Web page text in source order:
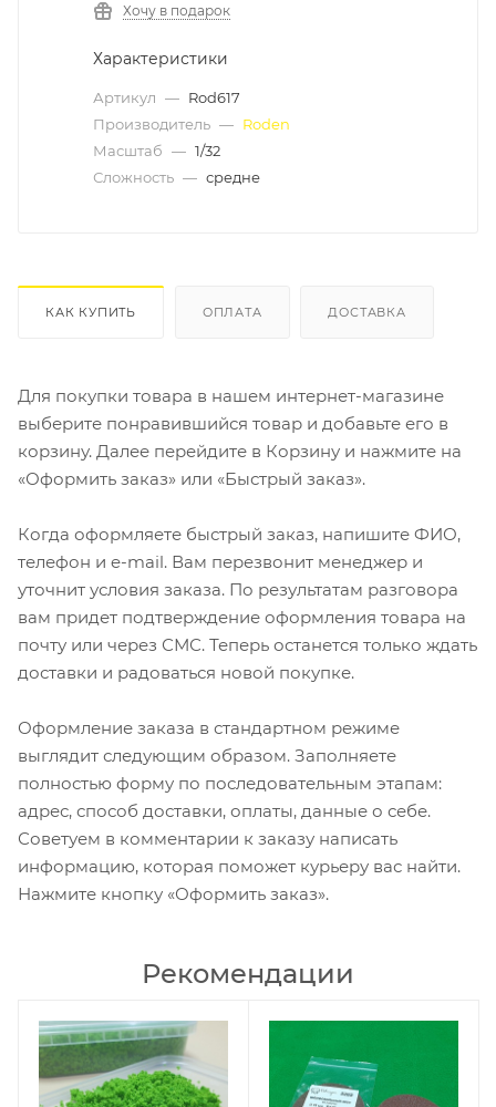
Хочу в подарок
Характеристики
Артикул — Rod617
Производитель — Roden
Масштаб — 1/32
Сложность — средне
КАК КУПИТЬ ОПЛАТА ДОСТАВКА
Для покупки товара в нашем интернет-магазине
выберите понравившийся товар и добавьте его в
корзину. Далее перейдите в Корзину и нажмите на
«Оформить заказ» или «Быстрый заказ».
Когда оформляете быстрый заказ, напишите ФИО,
телефон и e-mail. Вам перезвонит менеджер и
уточнит условия заказа. По результатам разговора
вам придет подтверждение оформления товара на
почту или через СМС. Теперь останется только ждать
доставки и радоваться новой покупке.
Оформление заказа в стандартном режиме
выглядит следующим образом. Заполняете
полностью форму по последовательным этапам:
адрес, способ доставки, оплаты, данные о себе.
Советуем в комментарии к заказу написать
информацию, которая поможет курьеру вас найти.
Нажмите кнопку «Оформить заказ».
Рекомендации